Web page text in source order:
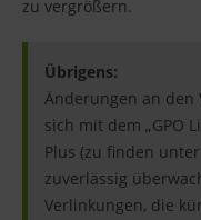
zu vergrößern.
Übrigens:
Änderungen an den
sich mit dem „GPO
Plus (zu finden unter
zuverlässig
Verlinkungen, die